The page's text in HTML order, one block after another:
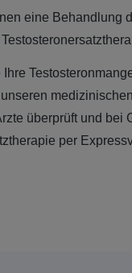
eine Behandlung
Ihre
überprüft und bei
per